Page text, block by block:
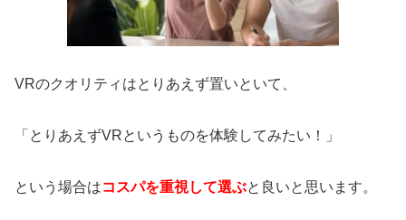
VRのクオリティはとりあえず置いといて、
「とりあえずVRというものを体験してみたい！」
という場合はコスパを重視して選ぶと良いと思います。